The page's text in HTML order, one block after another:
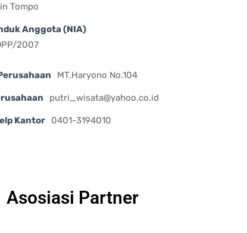
Tompo
Anggota (NIA)
2007
MT.Haryono No.104
putri_wisata@yahoo.co.id
Kantor 0401-3194010
Asosiasi Partner